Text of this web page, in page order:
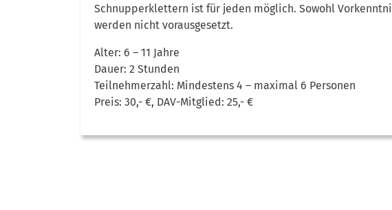
Schnupperklettern ist für jeden möglich. Sowohl
werden nicht vorausgesetzt.
Alter: 6 – 11 Jahre
Dauer: 2 Stunden
Teilnehmerzahl: Mindestens 4 – maximal 6 Personen
Preis: 30,- €, DAV-Mitglied: 25,- €